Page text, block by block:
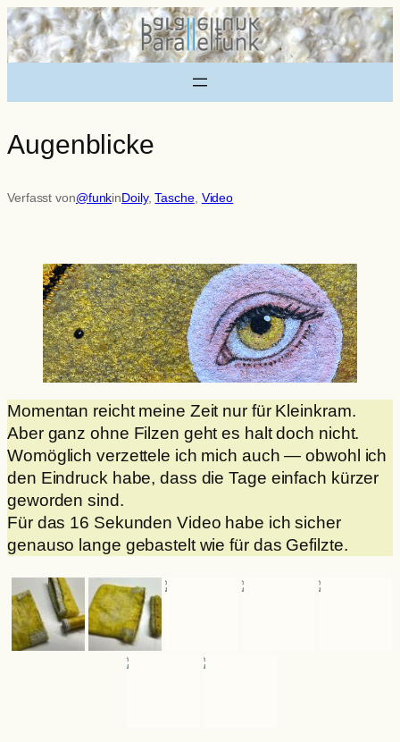
Zum
Inhalt
springen
Augenblicke
Verfasst von@funkinDoily, Tasche, Video
Momentan reicht meine Zeit nur für Kleinkram.
Aber ganz ohne Filzen geht es halt doch nicht.
Womöglich verzettele ich mich auch — obwohl ich
den Eindruck habe, dass die Tage einfach kürzer
geworden sind.
Für das 16 Sekunden Video habe ich sicher
genauso lange gebastelt wie für das Gefilzte.